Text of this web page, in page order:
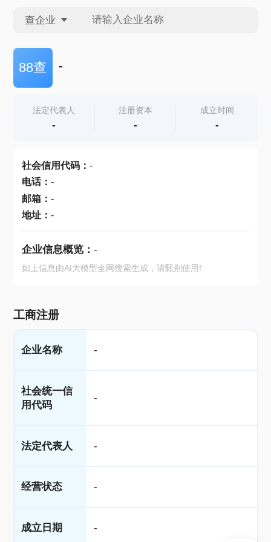
查企业
查企业
查产地
88查 -
法定代表人
-
注册资本
-
成立时间
-
社会信用代码： -
电话： -
邮箱： -
地址： -
企业信息概览： -
如上信息由AI大模型全网搜索生成，请甄别使用!
工商注册
企业名称 -
社会统一信
用代码
-
法定代表人 -
经营状态 -
成立日期 -